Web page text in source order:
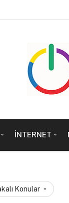
İNTERNET
Konular